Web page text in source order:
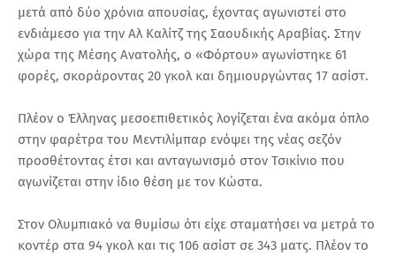
μετά από δύο χρόνια απουσίας, έχοντας αγωνιστεί στο
ενδιάμεσο για την Αλ Καλίτζ της Σαουδικής Αραβίας. Στην
χώρα της Μέσης Ανατολής, ο «Φόρτου» αγωνίστηκε 61
φορές, σκοράροντας 20 γκολ και δημιουργώντας 17 ασίστ.
Πλέον ο Έλληνας μεσοεπιθετικός λογίζεται ένα ακόμα όπλο
στην φαρέτρα του Μεντιλίμπαρ ενόψει της νέας σεζόν
προσθέτοντας έτσι και ανταγωνισμό στον Τσικίνιο που
αγωνίζεται στην ίδιο θέση με τον Κώστα.
Στον Ολυμπιακό να θυμίσω ότι είχε σταματήσει να μετρά το
κοντέρ στα 94 γκολ και τις 106 ασίστ σε 343 ματς. Πλέον το